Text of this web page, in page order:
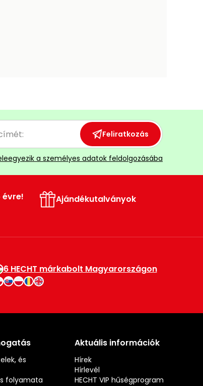
Feliratkozás
a személyes adatok feldolgozásába
Ajándékutalványok
6 HECHT márkabolt Magyarországon
és
folyamata
Aktuális információk
Hírek
Hírlevél
HECHT VIP hűségprogram